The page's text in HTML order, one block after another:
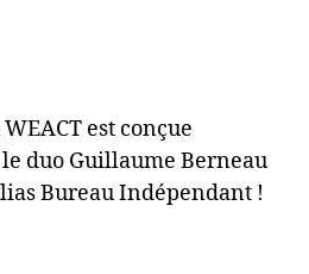
est conçue
duo Guillaume Berneau
Bureau Indépendant !